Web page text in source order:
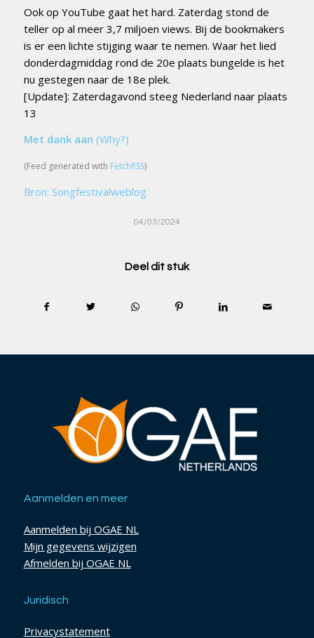
Ook op YouTube gaat het hard. Zaterdag stond de
teller op al meer 3,7 miljoen views. Bij de bookmakers
is er een lichte stijging waar te nemen. Waar het lied
donderdagmiddag rond de 20e plaats bungelde is het
nu gestegen naar de 18e plek.
[Update]: Zaterdagavond steeg Nederland naar plaats
13
Met dank aan (Why?)
(Feed generated with FetchRSS)
Bron: Songfestivalweblog
04/03/2024
Deel dit stuk
Aanmelden en meer
Aanmelden bij OGAE NL
Mijn gegevens wijzigen
Afmelden bij OGAE NL
Juridisch
Privacystatement